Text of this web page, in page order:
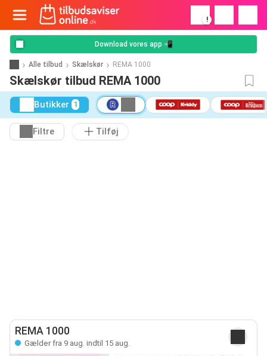
!
Download vores app 📲
Alle tilbud Skælskør REMA 1000
Skælskør tilbud REMA 1000
Butikker 1
Filtre Tilføj
REMA 1000
Gælder fra 9 aug. indtil 15 aug.